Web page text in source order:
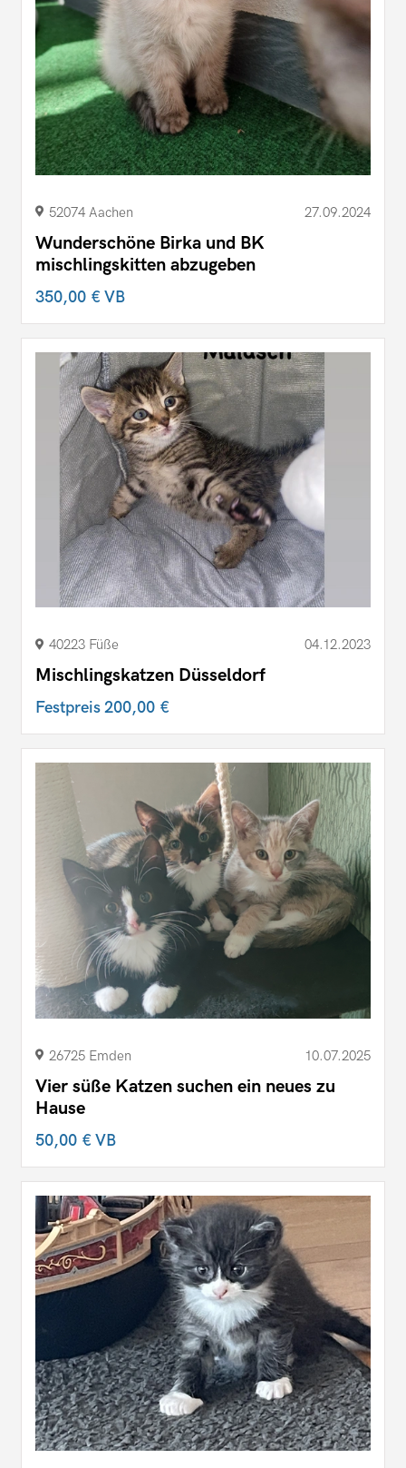
52074 Aachen 27.09.2024
Wunderschöne Birka und BK
mischlingskitten abzugeben
350,00 €VB
40223 Füße 04.12.2023
Mischlingskatzen Düsseldorf
Festpreis200,00 €
26725 Emden 10.07.2025
Vier süße Katzen suchen ein neues zu
Hause
50,00 €VB